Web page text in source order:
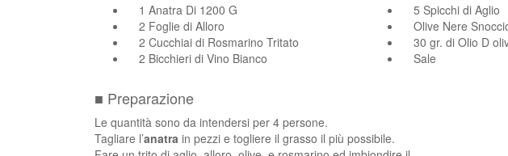
1 Anatra Di 1200 G
5 Spicchi di Aglio
2 Foglie di Alloro
Olive Nere
2 Cucchiai di Rosmarino Tritato
30 gr. di Olio D
2 Bicchieri di Vino Bianco
Sale
■ Preparazione
Le quantità sono da intendersi per 4 persone.
Tagliare l’anatra in pezzi e togliere il grasso il più possibile.